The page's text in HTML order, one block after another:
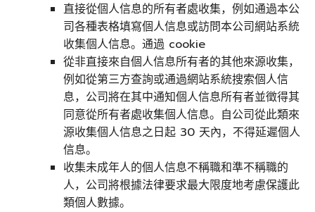
直接從個人信息的所有者處收集，例如通過本公
司各種表格填寫個人信息或訪問本公司網站系統
收集個人信息。通過 cookie
從非直接來自個人信息所有者的其他來源收集，
例如從第三方查詢或通過網站系統搜索個人信
息，公司將在其中通知個人信息所有者並徵得其
同意從所有者處收集個人信息。自公司從此類來
源收集個人信息之日起 30 天內，不得延遲個人
信息。
收集未成年人的個人信息不稱職和準不稱職的
人，公司將根據法律要求最大限度地考慮保護此
類個人數據。